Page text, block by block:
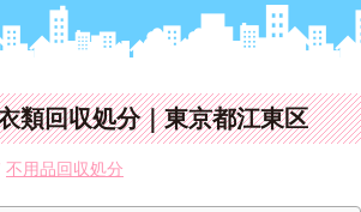
類回収処分｜東京都江東区
不用品回収処分